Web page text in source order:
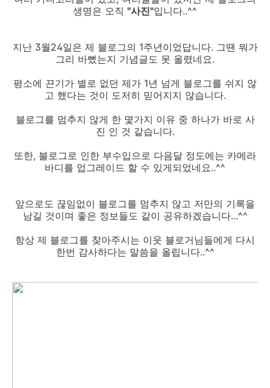
생명은 오직 "사진"입니다..^^
지난 3월24일은 제 블로그의 1주년이었답니다. 그땐 뭐가
그리 바뻤는지 기념글도 못 올렸네요.
평소에 끈기가 별로 없던 제가 1년 넘게 블로그를 쉬지 않
고 했다는 것이 도저히 믿어지지 않습니다.
블로그를 멈추지 않게 한 몇가지 이유 중 하나가 바로 사
진 인 것 같습니다.
또한, 블로그로 인한 부수입으로 다음달 정도에는 카메라
바디를 업그레이드 할 수 있게되었네요..^^
앞으로도 끊임없이 블로그를 멈추지 않고 저만의 기록을
남길 것이며 좋은 정보들도 같이 공유하겠습니다...^^
항상 제 블로그를 찾아주시는 이웃 블로거님들에게 다시
한번 감사하다는 말씀을 올립니다..^^